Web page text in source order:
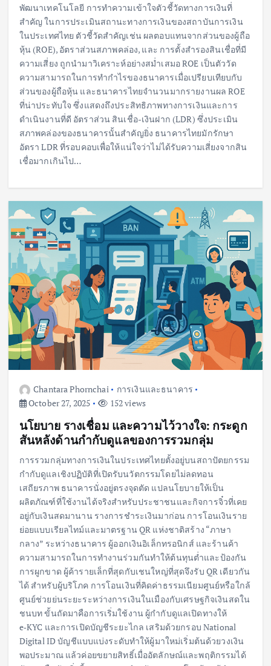
พัฒนาเทคโนโลยี การทำความเข้าใจตัวชี้วัดทางการเงินที่
สำคัญ ในการประเมินสถานะทางการเงินของสถาบันการเงิน
ในประเทศไทย ตัวชี้วัดสำคัญเช่น ผลตอบแทนจากส่วนของผู้ถือ
หุ้น (ROE), อัตราส่วนสภาพคล่อง, และ การตั้งสำรองสินเชื่อที่มี
ความเสี่ยง ถูกนำมาวิเคราะห์อย่างสม่ำเสมอ ROE เป็นตัววัด
ความสามารถในการทำกำไรของธนาคารเมื่อเปรียบเทียบกับ
ส่วนของผู้ถือหุ้น และธนาคารไทยจำนวนมากรายงานผล ROE
ที่น่าประทับใจ ซึ่งแสดงถึงประสิทธิภาพทางการเงินและการ
ดำเนินงานที่ดี อัตราส่วน สินเชื่อ-เงินฝาก (LDR) ซึ่งประเมิน
สภาพคล่องของธนาคารนั้นสำคัญยิ่ง ธนาคารไทยมักรักษา
อัตรา LDR ที่รอบคอบเพื่อให้แน่ใจว่าไม่ได้รับความเสี่ยงจากสิน
เชื่อมากเกินไป…
Chantara Phornchai
การเงินและธนาคาร
October 27, 2025
152 views
นโยบาย รางเชื่อม และความไว้วางใจ: กระดูก
สันหลังด้านกำกับดูแลของการรวมกลุ่ม
การรวมกลุ่มทางการเงินในประเทศไทยตั้งอยู่บนสถาปัตยกรรม
กำกับดูแลเชิงปฏิบัติที่เปิดรับนวัตกรรมโดยไม่ลดทอน
เสถียรภาพ ธนาคารนั่งอยู่ตรงจุดตัด แปลนโยบายให้เป็น
ผลิตภัณฑ์ที่ใช้งานได้จริงสำหรับประชาชนและกิจการจิ๋วที่เคย
อยู่กับเงินสดมานาน รางการชำระเงินมาก่อน การโอนเงินราย
ย่อยแบบเรียลไทม์และมาตรฐาน QR แห่งชาติสร้าง “ภาษา
กลาง” ระหว่างธนาคาร ผู้ออกเงินอิเล็กทรอนิกส์ และร้านค้า
ความสามารถในการทำงานร่วมกันทำให้ต้นทุนต่ำและป้องกัน
การผูกขาด ผู้ค้ารายเล็กที่สุดกับเชนใหญ่ที่สุดจึงรับ QR เดียวกัน
ได้ สำหรับผู้บริโภค การโอนเงินที่คิดค่าธรรมเนียมศูนย์หรือใกล้
ศูนย์ช่วยย่นระยะระหว่างการเงินในเมืองกับเศรษฐกิจเงินสดใน
ชนบท ขั้นถัดมาคือการเริ่มใช้งาน ผู้กำกับดูแลเปิดทางให้
e‑KYC และการเปิดบัญชีระยะไกล เสริมด้วยกรอบ National
Digital ID บัญชีแบบแบ่งระดับทำให้ผู้มาใหม่เริ่มต้นด้วยวงเงิน
พอประมาณ แล้วค่อยขยายสิทธิ์เมื่ออัตลักษณ์และพฤติกรรมได้